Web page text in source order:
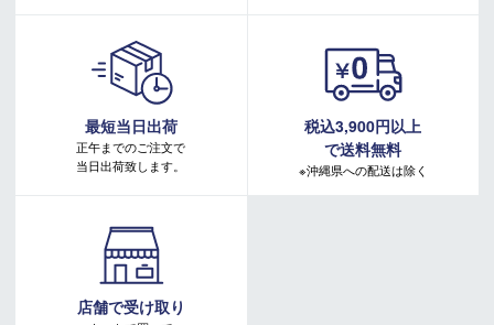
最短当日出荷
正午までのご注文で
当日出荷致します。
税込3,900円以上
で送料無料
※沖縄県への配送は除く
店舗で受け取り